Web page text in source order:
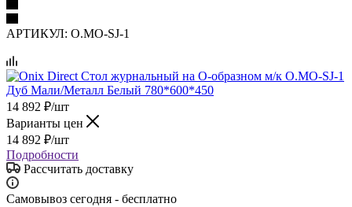
АРТИКУЛ: O.MO-SJ-1
14 892 ₽/шт
Варианты цен
14 892 ₽/шт
Подробности
Рассчитать доставку
Самовывоз сегодня - бесплатно